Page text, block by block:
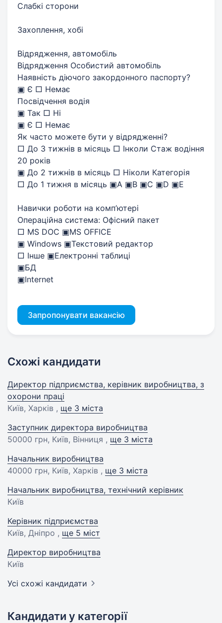
Слабкі сторони
Захоплення, хобі
Відрядження, автомобіль
Відрядження Особистий автомобіль
Наявність діючого закордонного паспорту?
▣ Є □ Немає
Посвідчення водія
▣ Так □ Ні
▣ Є □ Немає
Як часто можете бути у відрядженні?
□ До 3 тижнів в місяць □ Інколи Стаж водіння
20 років
▣ До 2 тижнів в місяць □ Ніколи Категорія
□ До 1 тижня в місяць ▣A ▣B ▣C ▣D ▣E
Навички роботи на комп’ютері
Операційна система: Офісний пакет
□ MS DOC ▣MS OFFICE
▣ Windows ▣Текстовий редактор
□ Інше ▣Електронні таблиці
▣БД
▣Internet
Запропонувати вакансію
Схожі кандидати
Директор підприємства, керівник виробництва, з
охорони праці
Київ, Харків , ще 3 міста
Заступник директора виробництва
50000 грн, Київ, Вінниця , ще 3 міста
Начальник виробництва
40000 грн, Київ, Харків , ще 3 міста
Начальник виробництва, технічний керівник
Київ
Керівник підприємства
Київ, Дніпро , ще 5 міст
Директор виробництва
Київ
Усі схожі кандидати
Кандидати у категорії